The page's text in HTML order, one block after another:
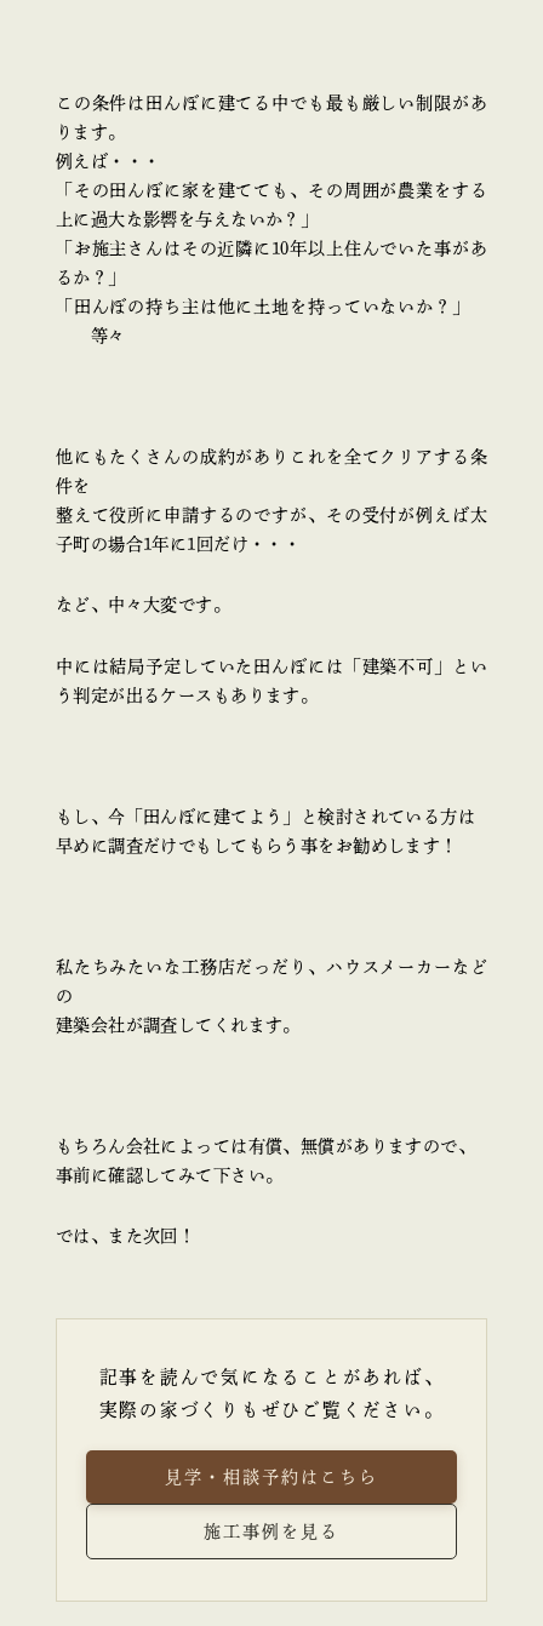
この条件は田んぼに建てる中でも最も厳しい制限があ
ります。
例えば・・・
「その田んぼに家を建てても、その周囲が農業をする
上に過大な影響を与えないか？」
「お施主さんはその近隣に10年以上住んでいた事があ
るか？」
「田んぼの持ち主は他に土地を持っていないか？」
等々
他にもたくさんの成約がありこれを全てクリアする条
件を
整えて役所に申請するのですが、その受付が例えば太
子町の場合1年に1回だけ・・・
など、中々大変です。
中には結局予定していた田んぼには「建築不可」とい
う判定が出るケースもあります。
もし、今「田んぼに建てよう」と検討されている方は
早めに調査だけでもしてもらう事をお勧めします！
私たちみたいな工務店だっだり、ハウスメーカーなど
の
建築会社が調査してくれます。
もちろん会社によっては有償、無償がありますので、
事前に確認してみて下さい。
では、また次回！
記事を読んで気になることがあれば、
実際の家づくりもぜひご覧ください。
見学・相談予約はこちら
施工事例を見る